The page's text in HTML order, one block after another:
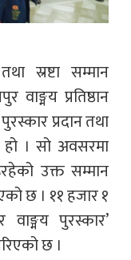
स्रष्टा सम्मान
प्रतिष्ठान
प्रदान तथा
हो । सो अवसरमा
उक्त सम्मान
छ । ११ हजार १
पुरस्कार’
छ ।